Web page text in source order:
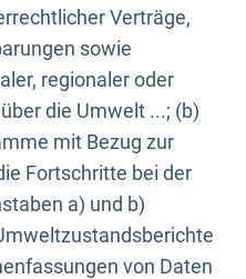
Verträge,
sowie
regionaler oder
die Umwelt ...; (b)
mit Bezug zur
Fortschritte bei der
a) und b)
von Daten